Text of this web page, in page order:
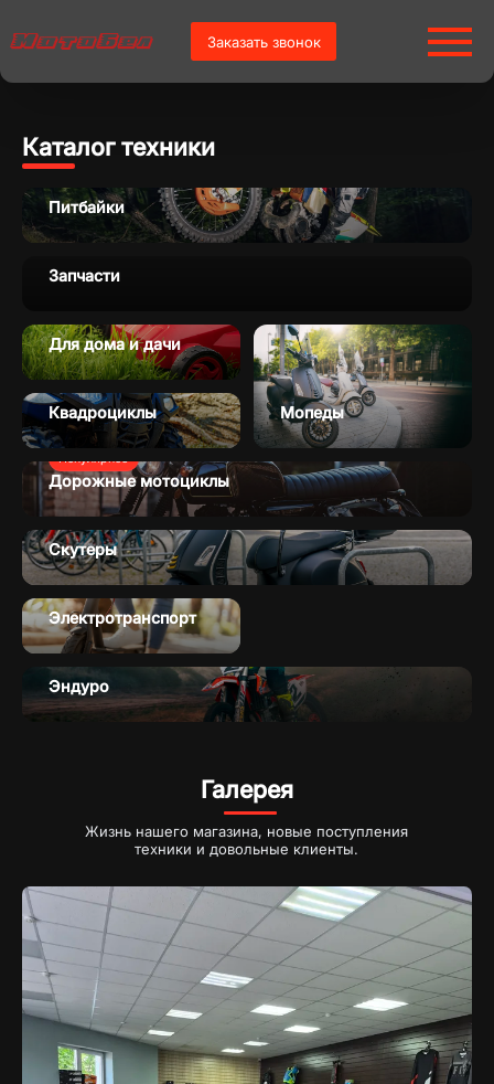
Заказать звонок
Каталог техники
Питбайки
Запчасти
Для дома и дачи
Мопеды
Популярное
Дорожные мотоциклы
Скутеры
Квадроциклы
Электротранспорт
Эндуро
Галерея
Жизнь нашего магазина, новые поступления
техники и довольные клиенты.